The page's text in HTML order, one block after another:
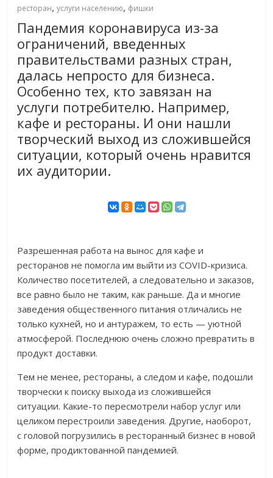
ресторан,услуги населению, фишки
Пандемия коронавируса из-за
ограничений, введенных
правительствами разных стран,
далась непросто для бизнеса.
Особенно тех, кто завязан на
услуги потребителю. Например,
кафе и рестораны. И они нашли
творческий выход из сложившейся
ситуации, который очень нравится
их аудитории.
Разрешенная работа на вынос для кафе и
ресторанов не помогла им выйти из COVID-кризиса.
Количество посетителей, а следовательно и заказов,
все равно было не таким, как раньше. Да и многие
заведения общественного питания отличались не
только кухней, но и антуражем, то есть — уютной
атмосферой. Последнюю очень сложно превратить в
продукт доставки.
Тем не менее, рестораны, а следом и кафе, подошли
творчески к поиску выхода из сложившейся
ситуации. Какие-то пересмотрели набор услуг или
целиком перестроили заведения. Другие, наоборот,
с головой погрузились в ресторанный бизнес в новой
форме, продиктованной пандемией.